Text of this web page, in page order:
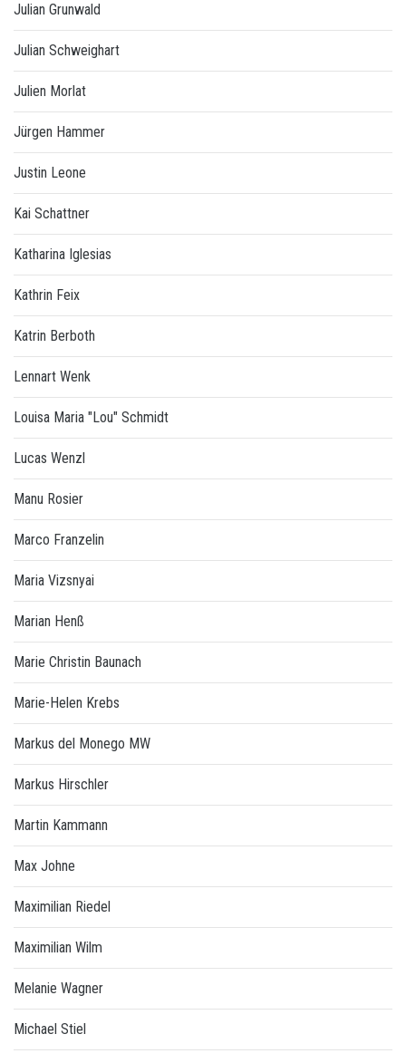
Julian Grunwald
Julian Schweighart
Julien Morlat
Jürgen Hammer
Justin Leone
Kai Schattner
Katharina Iglesias
Kathrin Feix
Katrin Berboth
Lennart Wenk
Louisa Maria "Lou" Schmidt
Lucas Wenzl
Manu Rosier
Marco Franzelin
Maria Vizsnyai
Marian Henß
Marie Christin Baunach
Marie-Helen Krebs
Markus del Monego MW
Markus Hirschler
Martin Kammann
Max Johne
Maximilian Riedel
Maximilian Wilm
Melanie Wagner
Michael Stiel